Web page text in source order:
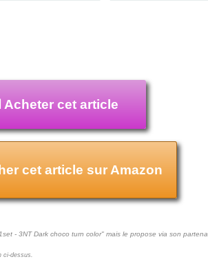
Acheter cet article
cet article sur Amazon
- 3NT Dark choco turn color" mais le propose via son
ci-dessus.